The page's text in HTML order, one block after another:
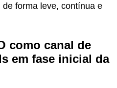
forma leve, contínua e
como canal de
em fase inicial da